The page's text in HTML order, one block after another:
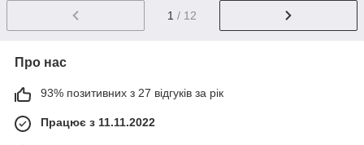
1 / 12
Про нас
93% позитивних з 27 відгуків за рік
Працює з 11.11.2022